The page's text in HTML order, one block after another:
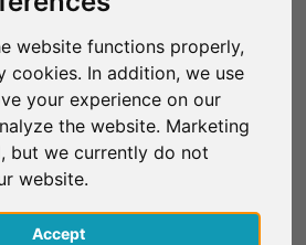
website functions properly,
cookies. In addition, we use
your experience on our
the website. Marketing
but we currently do not
website.
Accept
con Facebook
O
*
FAQ
Regístrate gratis